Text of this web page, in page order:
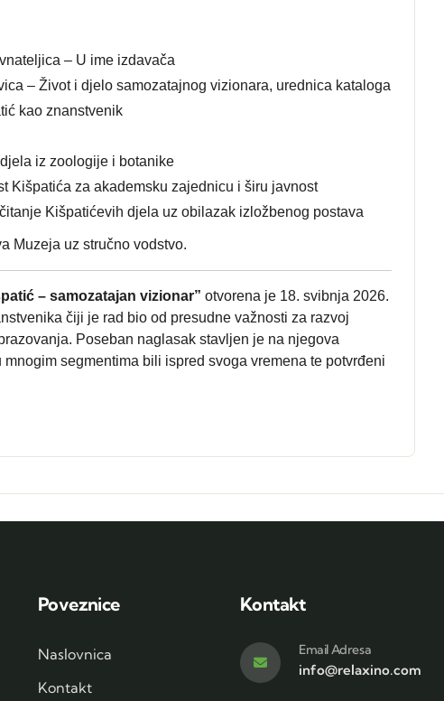
– U ime izdavača
– Život i djelo samozatajnog vizionara, urednica kataloga
kao znanstvenik
iz zoologije i botanike
Kišpatića za akademsku zajednicu i širu javnost
Kišpatićevih djela uz obilazak izložbenog postava
Muzeja uz stručno vodstvo.
– samozatajan vizionar” otvorena je 18. svibnja 2026.
čiji je rad bio od presudne važnosti za razvoj
Poseban naglasak stavljen je na njegova
segmentima bili ispred svoga vremena te potvrđeni
Poveznice
Naslovnica
Kontakt
Kontakt
Email Adresa
info@relaxino.com